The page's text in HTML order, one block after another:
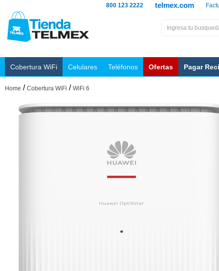
telmex.com
800 123 2222
Cobertura WiFi Celulares Teléfonos Ofertas Pagar
Home / Cobertura WiFi / WiFi 6